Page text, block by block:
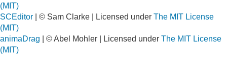
(MIT)
SCEditor | © Sam Clarke | Licensed under The MIT License
(MIT)
animaDrag | © Abel Mohler | Licensed under The MIT License
(MIT)